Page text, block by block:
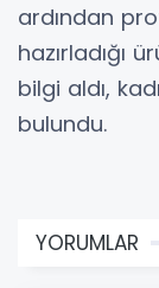
ardından
hazırladığı
bilgi aldı,
bulundu.
YORUMLAR